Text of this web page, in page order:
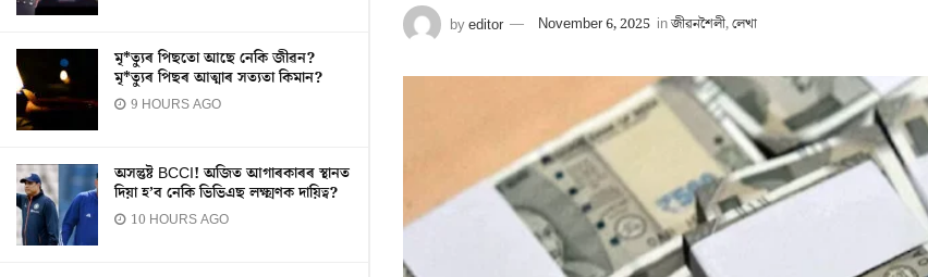
মৃ*ত্যুৰ পিছতো আছে নেকি জীৱন?
মৃ*ত্যুৰ পিছৰ আত্মাৰ সত্যতা কিমান?
9 HOURS AGO
অসন্তুষ্ট BCCI! অজিত আগাৰকাৰৰ স্থানত
দিয়া হ’ব নেকি ভিভিএছ লক্ষ্মণক দায়িত্ব?
10 HOURS AGO
byeditor November 6, 2025 inজীৱনশৈলী,লেখা